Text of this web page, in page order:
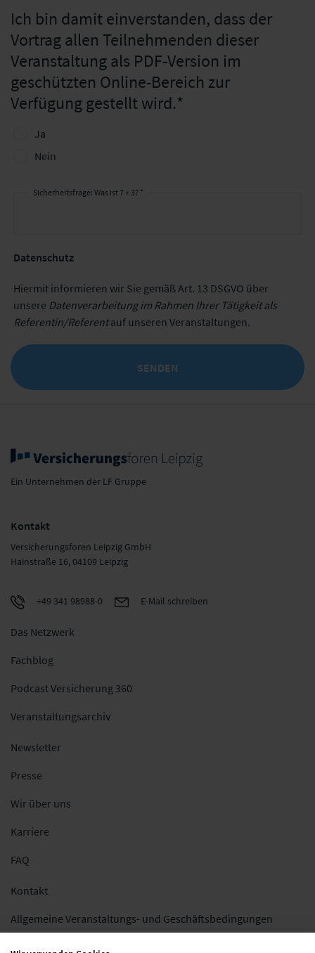
Ich bin damit einverstanden, dass der
Vortrag allen Teilnehmenden dieser
Veranstaltung als PDF-Version im
geschützten Online-Bereich zur
Verfügung gestellt wird.
Ja
Nein
Sicherheitsfrage: Was ist 7 + 3? *
Datenschutz
Hiermit informieren wir Sie gemäß Art. 13 DSGVO über
unsere Datenverarbeitung im Rahmen Ihrer Tätigkeit als
Referentin/Referent auf unseren Veranstaltungen.
SENDEN
Ein Unternehmen der LF Gruppe
Kontakt
Versicherungsforen Leipzig GmbH
Hainstraße 16, 04109 Leipzig
+49 341 98988-0 E-Mail schreiben
Das Netzwerk
Fachblog
Podcast Versicherung 360
Veranstaltungsarchiv
Newsletter
Presse
Wir über uns
Karriere
FAQ
Kontakt
Allgemeine Veranstaltungs- und Geschäftsbedingungen